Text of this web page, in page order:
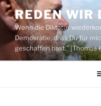
Zum
Inhalt
springen
REDEN WIR
Wenn die Diktatur
Demokratie, dass Du für
geschaffen hast." [Thomas